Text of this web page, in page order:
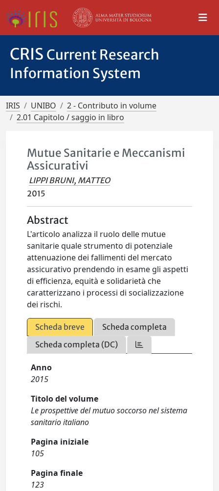
CRIS Current Research
Information System
IRIS UNIBO
2 - Contributo in volume
2.01 Capitolo / saggio in libro
Mutue Sanitarie e Meccanismi
Assicurativi
LIPPI BRUNI, MATTEO
2015
Abstract
L'articolo analizza il ruolo delle mutue
sanitarie quale strumento di potenziale
attenuazione dei fallimenti del mercato
assicurativo prendendo in esame gli aspetti
di efficienza, equità e solidarietà che
caratterizzano i processi di socializzazione
dei rischi.
Scheda breve
Scheda completa
Scheda completa (DC)
Anno
2015
Titolo del volume
Le prospettive del mutuo soccorso nel sistema
sanitario italiano
Pagina iniziale
105
Pagina finale
123